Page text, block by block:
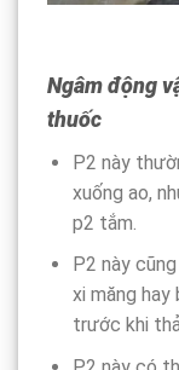
Ngâm động
thuốc
P2 này
xuống ao,
p2 tắm.
P2 này
xi măng
trước khi